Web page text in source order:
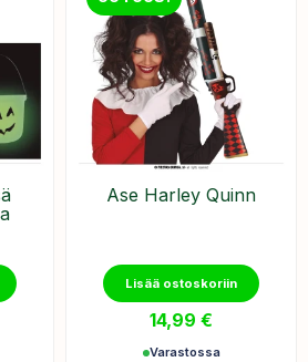
Ase Harley Quinn
Lisää ostoskoriin
14,99 €
Varastossa